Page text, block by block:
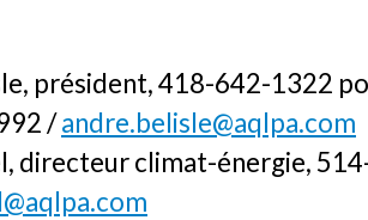
président, 418-642-1322
/andre.belisle@aqlpa.com
directeur climat-énergie,